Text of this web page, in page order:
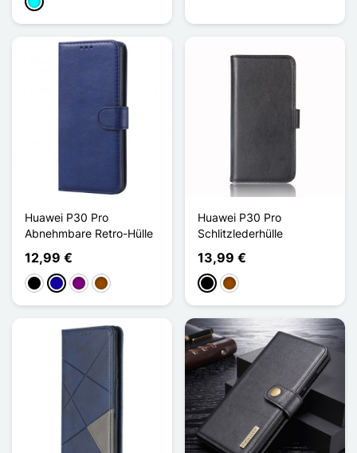
Huawei P30 Pro
Abnehmbare Retro-Hülle
12,99 €
SchwarzDunkelblau
ViolettBraun
Huawei P30 Pro
Schlitzlederhülle
13,99 €
Schwarz
Braun